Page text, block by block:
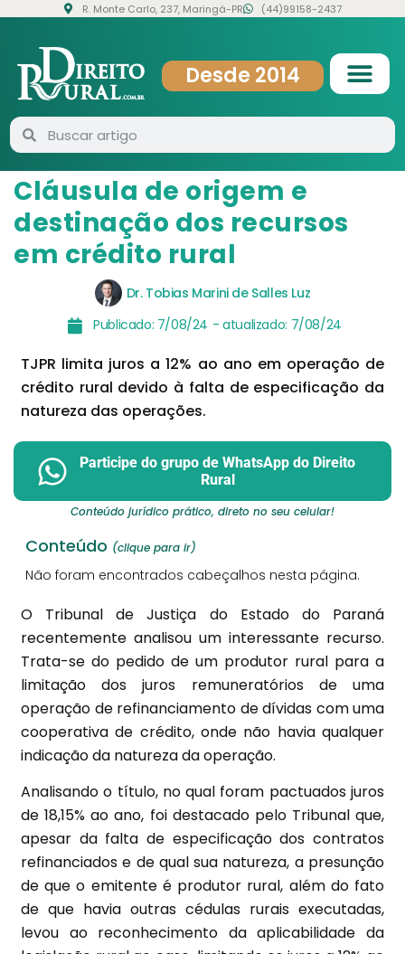
R. Monte Carlo, 237, Maringá-PR (44)99158-2437
Desde 2014
Cláusula de origem e
destinação dos recursos
em crédito rural
Dr. Tobias Marini de Salles Luz
Publicado: 7/08/24 - atualizado: 7/08/24
TJPR limita juros a 12% ao ano em operação de
crédito rural devido à falta de especificação da
natureza das operações.
Participe do grupo de WhatsApp do Direito
Rural
Conteúdo jurídico prático, direto no seu celular!
Conteúdo (clique para ir)
Não foram encontrados cabeçalhos nesta página.
O Tribunal de Justiça do Estado do Paraná
recentemente analisou um interessante recurso.
Trata-se do pedido de um produtor rural para a
limitação dos juros remuneratórios de uma
operação de refinanciamento de dívidas com uma
cooperativa de crédito, onde não havia qualquer
indicação da natureza da operação.
Analisando o título, no qual foram pactuados juros
de 18,15% ao ano, foi destacado pelo Tribunal que,
apesar da falta de especificação dos contratos
refinanciados e de qual sua natureza, a presunção
de que o emitente é produtor rural, além do fato
de que havia outras cédulas rurais executadas,
levou ao reconhecimento da aplicabilidade da